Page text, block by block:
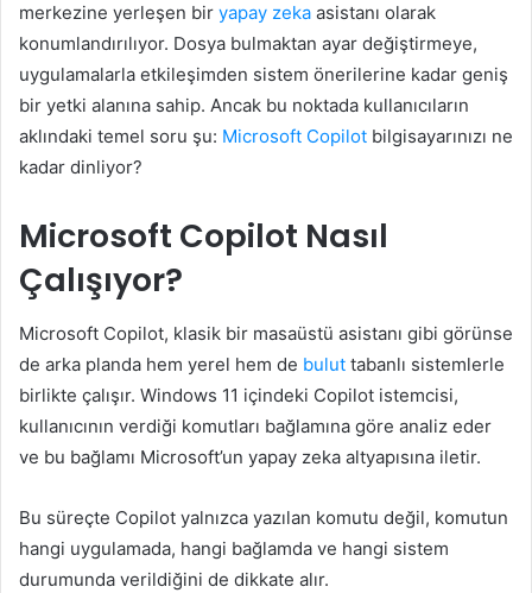
merkezine yerleşen bir yapay zeka asistanı olarak
konumlandırılıyor. Dosya bulmaktan ayar değiştirmeye,
uygulamalarla etkileşimden sistem önerilerine kadar geniş
bir yetki alanına sahip. Ancak bu noktada kullanıcıların
aklındaki temel soru şu: Microsoft Copilot bilgisayarınızı ne
kadar dinliyor?
Microsoft Copilot Nasıl
Çalışıyor?
Microsoft Copilot, klasik bir masaüstü asistanı gibi görünse
de arka planda hem yerel hem de bulut tabanlı sistemlerle
birlikte çalışır. Windows 11 içindeki Copilot istemcisi,
kullanıcının verdiği komutları bağlamına göre analiz eder
ve bu bağlamı Microsoft’un yapay zeka altyapısına iletir.
Bu süreçte Copilot yalnızca yazılan komutu değil, komutun
hangi uygulamada, hangi bağlamda ve hangi sistem
durumunda verildiğini de dikkate alır.